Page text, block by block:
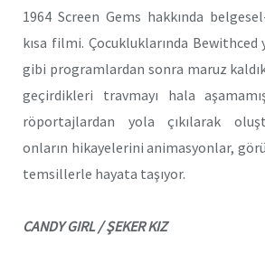
1964 Screen Gems hakkında
kısa filmi. Çocukluklarında Bewithced
gibi programlardan sonra maruz
geçirdikleri travmayı hala
röportajlardan yola çıkılarak
onların hikayelerini animasyonlar,
temsillerle hayata taşıyor.
CANDY GIRL / ŞEKER KIZ